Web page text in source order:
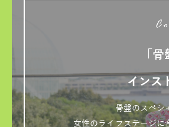
「
インス
骨盤のスペシ
女性のライフステージに